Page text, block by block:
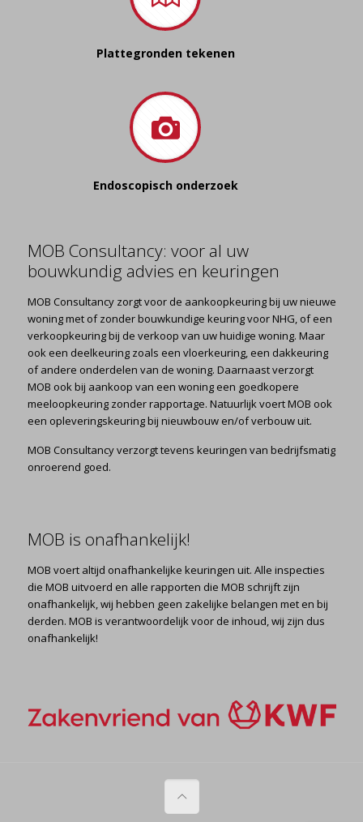
Plattegronden tekenen
Endoscopisch onderzoek
MOB Consultancy: voor al uw
bouwkundig advies en keuringen
MOB Consultancy zorgt voor de aankoopkeuring bij uw nieuwe
woning met of zonder bouwkundige keuring voor NHG, of een
verkoopkeuring bij de verkoop van uw huidige woning. Maar
ook een deelkeuring zoals een vloerkeuring, een dakkeuring
of andere onderdelen van de woning. Daarnaast verzorgt
MOB ook bij aankoop van een woning een goedkopere
meeloopkeuring zonder rapportage. Natuurlijk voert MOB ook
een opleveringskeuring bij nieuwbouw en/of verbouw uit.
MOB Consultancy verzorgt tevens keuringen van bedrijfsmatig
onroerend goed.
MOB is onafhankelijk!
MOB voert altijd onafhankelijke keuringen uit. Alle inspecties
die MOB uitvoerd en alle rapporten die MOB schrijft zijn
onafhankelijk, wij hebben geen zakelijke belangen met en bij
derden. MOB is verantwoordelijk voor de inhoud, wij zijn dus
onafhankelijk!